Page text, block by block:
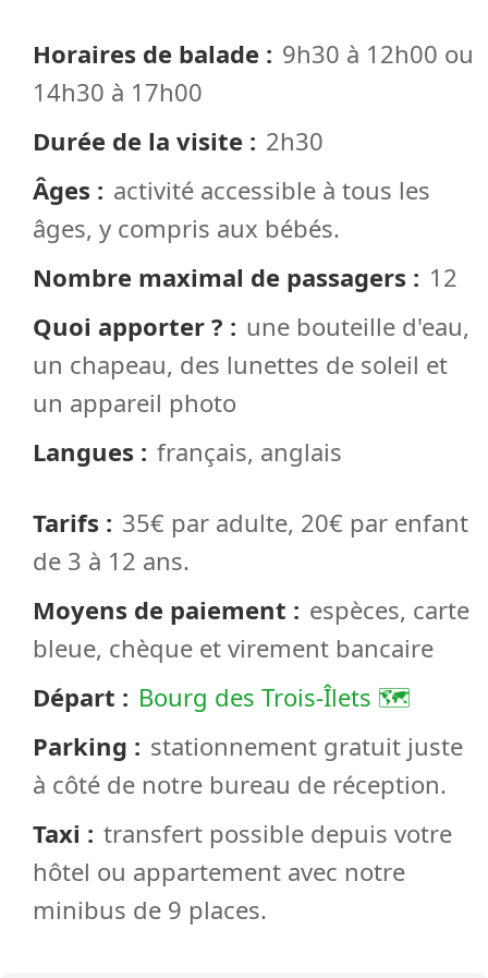
Horaires de balade
9h30 à 12h00 ou
14h30 à 17h00
Durée de la visite
2h30
Âges
activité accessible à tous les
âges, y compris aux bébés.
Nombre maximal de passagers
12
Quoi apporter ?
une bouteille d'eau,
un chapeau, des lunettes de soleil et
un appareil photo
Langues
français, anglais
Tarifs
35€ par adulte, 20€ par enfant
de 3 à 12 ans.
Moyens de paiement
espèces, carte
bleue, chèque et virement bancaire
Départ
Bourg des Trois-Îlets 🗺
Parking
stationnement gratuit juste
à côté de notre bureau de réception.
Taxi
transfert possible depuis votre
hôtel ou appartement avec notre
minibus de 9 places.